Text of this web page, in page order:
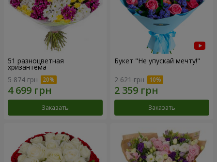
51 разноцветная
хризантема
5 874 грн
Заказать
Букет "Не упускай мечту!"
2 621 грн
Заказать